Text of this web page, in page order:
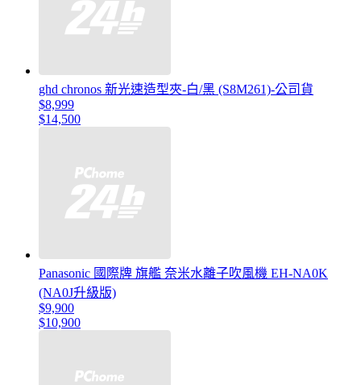
ghd chronos 新光速造型夾-白/黑 (S8M261)-公司貨
$8,999
$14,500
Panasonic 國際牌 旗艦 奈米水離子吹風機 EH-NA0K
(NA0J升級版)
$9,900
$10,900